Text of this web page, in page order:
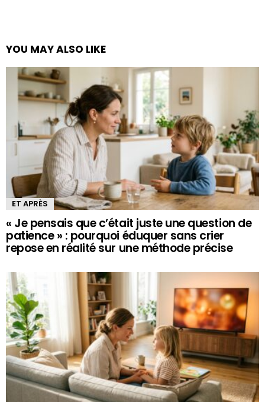
YOU MAY ALSO LIKE
ET APRÈS
« Je pensais que c’était juste une question de
patience » : pourquoi éduquer sans crier
repose en réalité sur une méthode précise